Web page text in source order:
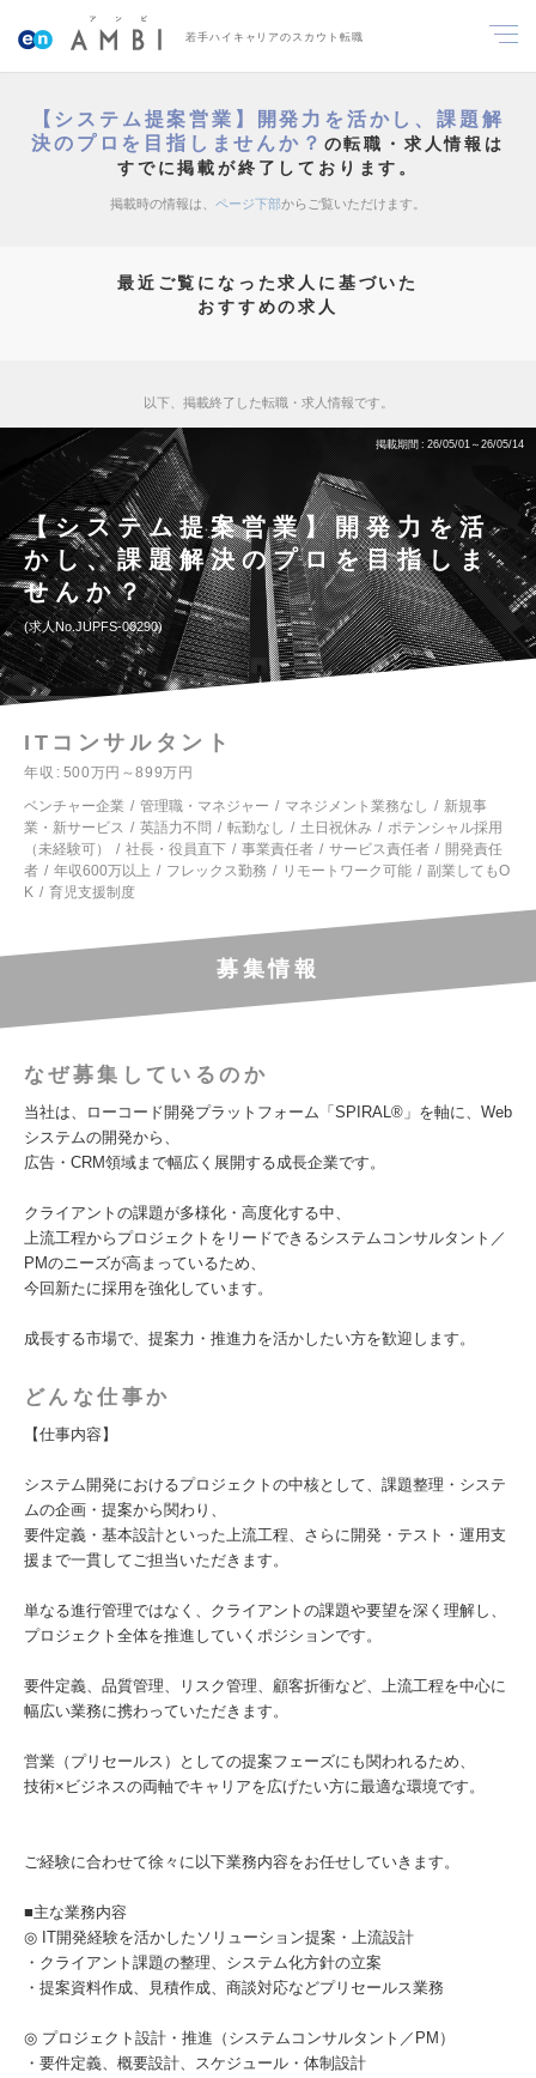
若手ハイキャリアのスカウト転職
【システム提案営業】開発力を活かし、課題解
決のプロを目指しませんか？ の転職・求人情報は
すでに掲載が終了しております。
掲載時の情報は、 ページ下部からご覧いただけます。
最近ご覧になった求人に基づいた
おすすめの求人
以下、掲載終了した転職・求人情報です。
掲載期間 26/05/01～26/05/14
【システム提案営業】開発力を活
かし、課題解決のプロを目指しま
せんか？
求人No.JUPFS-00290
ITコンサルタント
年収
500万円～899万円
ベンチャー企業
管理職・マネジャー マネジメント業務なし
新規事
業・新サービス
英語力不問 転勤なし 土日祝休み
ポテンシャル採用
（未経験可）
社長・役員直下 事業責任者 サービス責任者
開発責任
者
年収600万以上 フレックス勤務 リモートワーク可能
副業してもO
K
育児支援制度
募集情報
なぜ募集しているのか
当社は、ローコード開発プラットフォーム「SPIRAL®」を軸に、Web
システムの開発から、
広告・CRM領域まで幅広く展開する成長企業です。
クライアントの課題が多様化・高度化する中、
上流工程からプロジェクトをリードできるシステムコンサルタント／
PMのニーズが高まっているため、
今回新たに採用を強化しています。
成長する市場で、提案力・推進力を活かしたい方を歓迎します。
どんな仕事か
【仕事内容】
システム開発におけるプロジェクトの中核として、課題整理・システ
ムの企画・提案から関わり、
要件定義・基本設計といった上流工程、さらに開発・テスト・運用支
援まで一貫してご担当いただきます。
単なる進行管理ではなく、クライアントの課題や要望を深く理解し、
プロジェクト全体を推進していくポジションです。
要件定義、品質管理、リスク管理、顧客折衝など、上流工程を中心に
幅広い業務に携わっていただきます。
営業（プリセールス）としての提案フェーズにも関われるため、
技術×ビジネスの両軸でキャリアを広げたい方に最適な環境です。
ご経験に合わせて徐々に以下業務内容をお任せしていきます。
■主な業務内容
◎ IT開発経験を活かしたソリューション提案・上流設計
・クライアント課題の整理、システム化方針の立案
・提案資料作成、見積作成、商談対応などプリセールス業務
◎ プロジェクト設計・推進（システムコンサルタント／PM）
・要件定義、概要設計、スケジュール・体制設計